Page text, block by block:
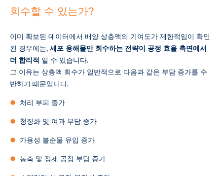
회수할 수 있는가?
이미 확보된 데이터에서 배양 상층액의 기여도가 제한적임이 확인
된 경우에는, 세포 용해물만 회수하는 전략이 공정 효율 측면에서
더 합리적 일 수 있습니다.
그 이유는 상층액 회수가 일반적으로 다음과 같은 부담 증가를 수
반하기 때문입니다.
처리 부피 증가
청징화 및 여과 부담 증가
가용성 불순물 유입 증가
농축 및 정제 공정 부담 증가